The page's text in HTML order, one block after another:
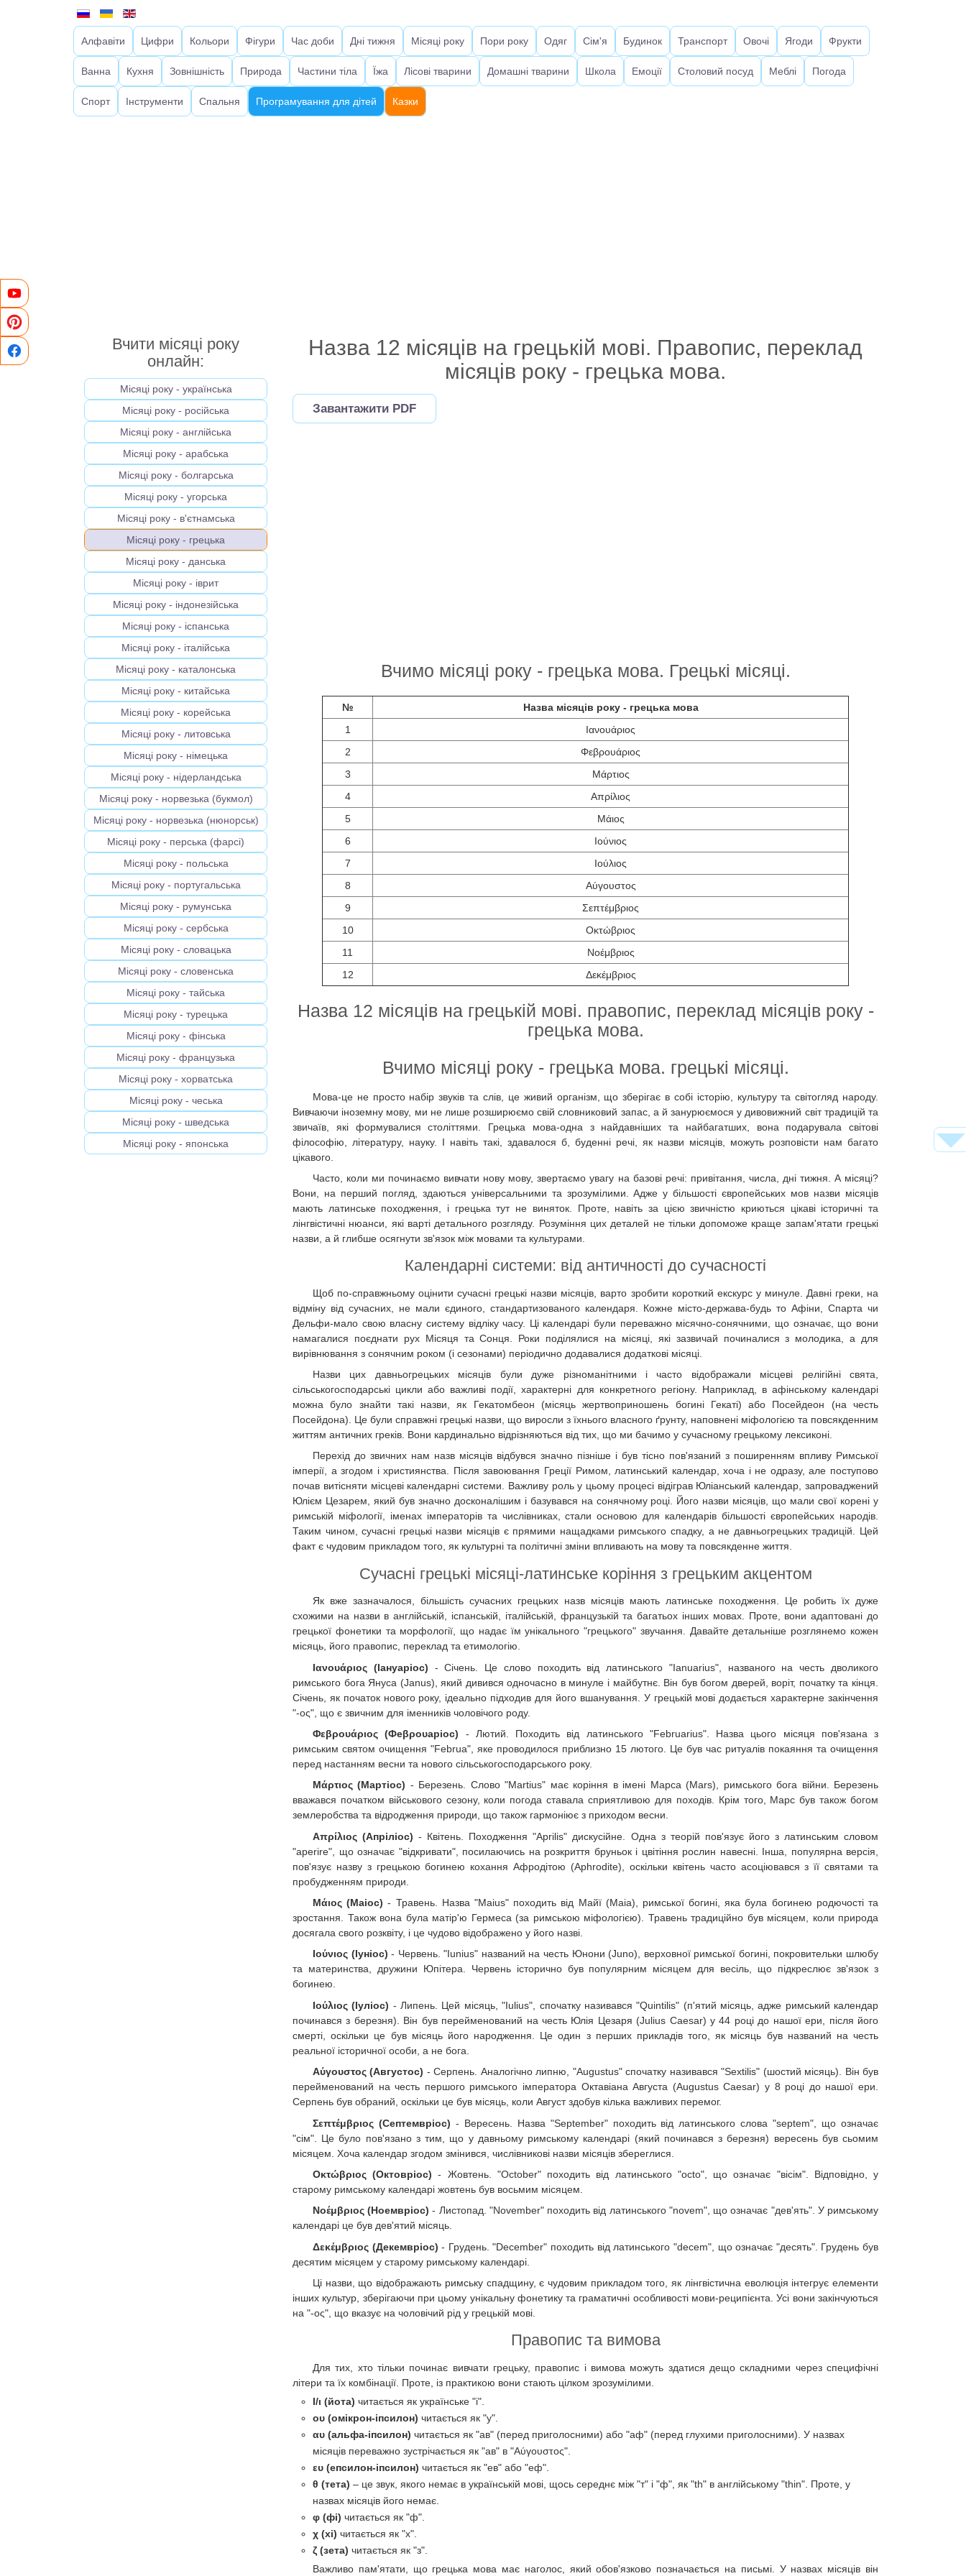
Алфавіти Цифри Кольори Фігури Час доби Дні тижня Місяці року Пори року Одяг Сім'я Будинок Транспорт Овочі Ягоди Фрукти
Ванна Кухня Зовнішність Природа Частини тіла Їжа Лісові тварини Домашні тварини Школа Емоції Столовий посуд Меблі Погода
Спорт Інструменти Спальня Програмування для дітей Казки
Вчити місяці року
онлайн:
Місяці року - українська
Місяці року - російська
Місяці року - англійська
Місяці року - арабська
Місяці року - болгарська
Місяці року - угорська
Місяці року - в'єтнамська
Місяці року - грецька
Місяці року - данська
Місяці року - іврит
Місяці року - індонезійська
Місяці року - іспанська
Місяці року - італійська
Місяці року - каталонська
Місяці року - китайська
Місяці року - корейська
Місяці року - литовська
Місяці року - німецька
Місяці року - нідерландська
Місяці року - норвезька (букмол)
Місяці року - норвезька (нюнорськ)
Місяці року - перська (фарсі)
Місяці року - польська
Місяці року - португальська
Місяці року - румунська
Місяці року - сербська
Місяці року - словацька
Місяці року - словенська
Місяці року - тайська
Місяці року - турецька
Місяці року - фінська
Місяці року - французька
Місяці року - хорватська
Місяці року - чеська
Місяці року - шведська
Місяці року - японська
Назва 12 місяців на грецькій мові. Правопис, переклад
місяців року - грецька мова.
Завантажити PDF
Вчимо місяці року - грецька мова. Грецькі місяці.
№
Назва місяців року - грецька мова
1
Ιανουάριος
2
Φεβρουάριος
3
Μάρτιος
4
Απρίλιος
5
Μάιος
6
Ιούνιος
7
Ιούλιος
8
Αύγουστος
9
Σεπτέμβριος
10
Οκτώβριος
11
Νοέμβριος
12
Δεκέμβριος
Назва 12 місяців на грецькій мові. правопис, переклад місяців року -
грецька мова.
Вчимо місяці року - грецька мова. грецькі місяці.
Мова-це не просто набір звуків та слів, це живий організм, що зберігає в собі історію, культуру та світогляд народу.
Вивчаючи іноземну мову, ми не лише розширюємо свій словниковий запас, а й занурюємося у дивовижний світ традицій та
звичаїв, які формувалися століттями. Грецька мова-одна з найдавніших та найбагатших, вона подарувала світові
філософію, літературу, науку. І навіть такі, здавалося б, буденні речі, як назви місяців, можуть розповісти нам багато
цікавого.
Часто, коли ми починаємо вивчати нову мову, звертаємо увагу на базові речі: привітання, числа, дні тижня. А місяці?
Вони, на перший погляд, здаються універсальними та зрозумілими. Адже у більшості європейських мов назви місяців
мають латинське походження, і грецька тут не виняток. Проте, навіть за цією звичністю криються цікаві історичні та
лінгвістичні нюанси, які варті детального розгляду. Розуміння цих деталей не тільки допоможе краще запам'ятати грецькі
назви, а й глибше осягнути зв'язок між мовами та культурами.
Календарні системи: від античності до сучасності
Щоб по-справжньому оцінити сучасні грецькі назви місяців, варто зробити короткий екскурс у минуле. Давні греки, на
відміну від сучасних, не мали єдиного, стандартизованого календаря. Кожне місто-держава-будь то Афіни, Спарта чи
Дельфи-мало свою власну систему відліку часу. Ці календарі були переважно місячно-сонячними, що означає, що вони
намагалися поєднати рух Місяця та Сонця. Роки поділялися на місяці, які зазвичай починалися з молодика, а для
вирівнювання з сонячним роком (і сезонами) періодично додавалися додаткові місяці.
Назви цих давньогрецьких місяців були дуже різноманітними і часто відображали місцеві релігійні свята,
сільськогосподарські цикли або важливі події, характерні для конкретного регіону. Наприклад, в афінському календарі
можна було знайти такі назви, як Гекатомбеон (місяць жертвоприношень богині Гекаті) або Посейдеон (на честь
Посейдона). Це були справжні грецькі назви, що виросли з їхнього власного ґрунту, наповнені міфологією та повсякденним
життям античних греків. Вони кардинально відрізняються від тих, що ми бачимо у сучасному грецькому лексиконі.
Перехід до звичних нам назв місяців відбувся значно пізніше і був тісно пов'язаний з поширенням впливу Римської
імперії, а згодом і християнства. Після завоювання Греції Римом, латинський календар, хоча і не одразу, але поступово
почав витісняти місцеві календарні системи. Важливу роль у цьому процесі відіграв Юліанський календар, запроваджений
Юлієм Цезарем, який був значно досконалішим і базувався на сонячному році. Його назви місяців, що мали свої корені у
римській міфології, іменах імператорів та числівниках, стали основою для календарів більшості європейських народів.
Таким чином, сучасні грецькі назви місяців є прямими нащадками римського спадку, а не давньогрецьких традицій. Цей
факт є чудовим прикладом того, як культурні та політичні зміни впливають на мову та повсякденне життя.
Сучасні грецькі місяці-латинське коріння з грецьким акцентом
Як вже зазначалося, більшість сучасних грецьких назв місяців мають латинське походження. Це робить їх дуже
схожими на назви в англійській, іспанській, італійській, французькій та багатьох інших мовах. Проте, вони адаптовані до
грецької фонетики та морфології, що надає їм унікального "грецького" звучання. Давайте детальніше розглянемо кожен
місяць, його правопис, переклад та етимологію.
Ιανουάριος (Іануаріос) - Січень. Це слово походить від латинського "Ianuarius", названого на честь дволикого
римського бога Януса (Janus), який дивився одночасно в минуле і майбутнє. Він був богом дверей, воріт, початку та кінця.
Січень, як початок нового року, ідеально підходив для його вшанування. У грецькій мові додається характерне закінчення
"-ος", що є звичним для іменників чоловічого роду.
Φεβρουάριος (Феβρουаріос) - Лютий. Походить від латинського "Februarius". Назва цього місяця пов'язана з
римським святом очищення "Februa", яке проводилося приблизно 15 лютого. Це був час ритуалів покаяння та очищення
перед настанням весни та нового сільськогосподарського року.
Μάρτιος (Мартіос) - Березень. Слово "Martius" має коріння в імені Марса (Mars), римського бога війни. Березень
вважався початком військового сезону, коли погода ставала сприятливою для походів. Крім того, Марс був також богом
землеробства та відродження природи, що також гармоніює з приходом весни.
Απρίλιος (Апріліос) - Квітень. Походження "Aprilis" дискусійне. Одна з теорій пов'язує його з латинським словом
"aperire", що означає "відкривати", посилаючись на розкриття бруньок і цвітіння рослин навесні. Інша, популярна версія,
пов'язує назву з грецькою богинею кохання Афродітою (Aphrodite), оскільки квітень часто асоціювався з її святами та
пробудженням природи.
Μάιος (Маіос) - Травень. Назва "Maius" походить від Майї (Maia), римської богині, яка була богинею родючості та
зростання. Також вона була матір'ю Гермеса (за римською міфологією). Травень традиційно був місяцем, коли природа
досягала свого розквіту, і це чудово відображено у його назві.
Ιούνιος (Іуніос) - Червень. "Iunius" названий на честь Юнони (Juno), верховної римської богині, покровительки шлюбу
та материнства, дружини Юпітера. Червень історично був популярним місяцем для весіль, що підкреслює зв'язок з
богинею.
Ιούλιος (Іуліос) - Липень. Цей місяць, "Iulius", спочатку називався "Quintilis" (п'ятий місяць, адже римський календар
починався з березня). Він був перейменований на честь Юлія Цезаря (Julius Caesar) у 44 році до нашої ери, після його
смерті, оскільки це був місяць його народження. Це один з перших прикладів того, як місяць був названий на честь
реальної історичної особи, а не бога.
Αύγουστος (Августос) - Серпень. Аналогічно липню, "Augustus" спочатку називався "Sextilis" (шостий місяць). Він був
перейменований на честь першого римського імператора Октавіана Августа (Augustus Caesar) у 8 році до нашої ери.
Серпень був обраний, оскільки це був місяць, коли Август здобув кілька важливих перемог.
Σεπτέμβριος (Септемвріос) - Вересень. Назва "September" походить від латинського слова "septem", що означає
"сім". Це було пов'язано з тим, що у давньому римському календарі (який починався з березня) вересень був сьомим
місяцем. Хоча календар згодом змінився, числівникові назви місяців збереглися.
Οκτώβριος (Октовріос) - Жовтень. "October" походить від латинського "octo", що означає "вісім". Відповідно, у
старому римському календарі жовтень був восьмим місяцем.
Νοέμβριος (Ноемвріос) - Листопад. "November" походить від латинського "novem", що означає "дев'ять". У римському
календарі це був дев'ятий місяць.
Δεκέμβριος (Декемвріос) - Грудень. "December" походить від латинського "decem", що означає "десять". Грудень був
десятим місяцем у старому римському календарі.
Ці назви, що відображають римську спадщину, є чудовим прикладом того, як лінгвістична еволюція інтегрує елементи
інших культур, зберігаючи при цьому унікальну фонетику та граматичні особливості мови-реципієнта. Усі вони закінчуються
на "-ος", що вказує на чоловічий рід у грецькій мові.
Правопис та вимова
Для тих, хто тільки починає вивчати грецьку, правопис і вимова можуть здатися дещо складними через специфічні
літери та їх комбінації. Проте, із практикою вони стають цілком зрозумілими.
Ι/ι (йота) читається як українське "і".
ου (омікрон-іпсилон) читається як "у".
αυ (альфа-іпсилон) читається як "ав" (перед приголосними) або "аф" (перед глухими приголосними). У назвах
місяців переважно зустрічається як "ав" в "Αύγουστος".
ευ (епсилон-іпсилон) читається як "ев" або "еф".
θ (тета) – це звук, якого немає в українській мові, щось середнє між "т" і "ф", як "th" в англійському "thin". Проте, у
назвах місяців його немає.
φ (фі) читається як "ф".
χ (хі) читається як "х".
ζ (зета) читається як "з".
Важливо пам'ятати, що грецька мова має наголос, який обов'язково позначається на письмі. У назвах місяців він